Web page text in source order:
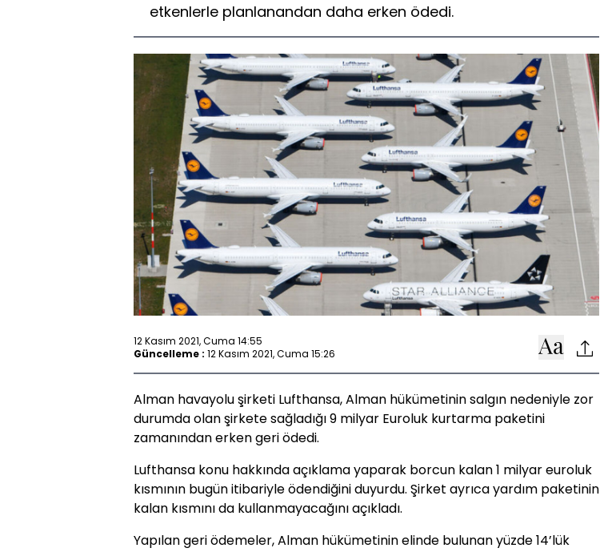
etkenlerle planlanandan daha erken ödedi.
12 Kasım 2021, Cuma 14:55
Güncelleme : 12 Kasım 2021, Cuma 15:26
Alman havayolu şirketi Lufthansa, Alman hükümetinin salgın nedeniyle zor
durumda olan şirkete sağladığı 9 milyar Euroluk kurtarma paketini
zamanından erken geri ödedi.
Lufthansa konu hakkında açıklama yaparak borcun kalan 1 milyar euroluk
kısmının bugün itibariyle ödendiğini duyurdu. Şirket ayrıca yardım paketinin
kalan kısmını da kullanmayacağını açıkladı.
Yapılan geri ödemeler, Alman hükümetinin elinde bulunan yüzde 14’lük